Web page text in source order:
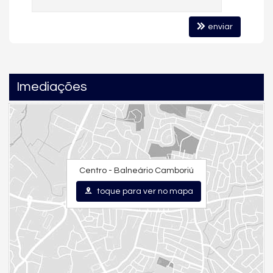
Um projeto ideal para quem valoriza conforto, amplitude e vista
permanente para o mar.
Frente Mar na Barra Sul – O
Endereço Mais Valorizado da
Cidade
Localizado na Barra Sul de Balneário Camboriú
, o Aurora está
próximo às melhores experiências da cidade:
Restaurantes renomados
Marina Tedesco
Passeios náuticos
enviar
Imediações
Centro - Balneário Camboriú
toque para ver no mapa